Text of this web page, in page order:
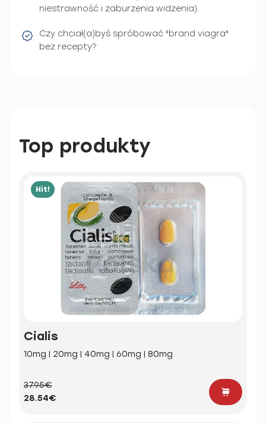
niestrawność i zaburzenia widzenia).
Czy chciał(a)byś spróbować "brand viagra"
bez recepty?
Top produkty
Hit!
Cialis
10mg | 20mg | 40mg | 60mg | 80mg
37.95€
28.54€